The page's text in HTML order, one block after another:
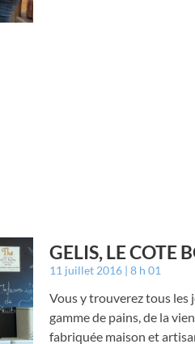
GELIS, LE COTE
11 juillet 2016 8 h 01
Vous y trouverez tous les
gamme de pains, de la
fabriquée maison et